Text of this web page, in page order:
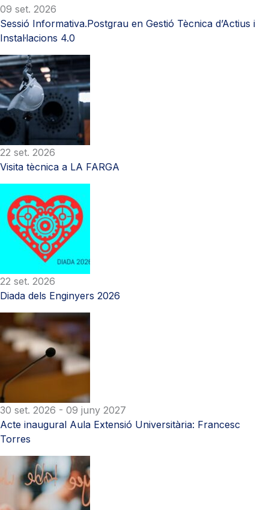
09 set. 2026
Sessió Informativa.Postgrau en Gestió Tècnica d’Actius i
Instal·lacions 4.0
22 set. 2026
Visita tècnica a LA FARGA
22 set. 2026
Diada dels Enginyers 2026
30 set. 2026 - 09 juny 2027
Acte inaugural Aula Extensió Universitària: Francesc
Torres